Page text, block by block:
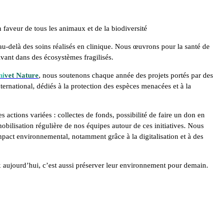
faveur de tous les animaux et de la biodiversité
delà des soins réalisés en clinique. Nous œuvrons pour la santé de
dans des écosystèmes fragilisés.
vet Nature, nous soutenons chaque année des projets portés par des
dédiés à la protection des espèces menacées et à la
actions variées : collectes de fonds, possibilité de faire un don en
régulière de nos équipes autour de ces initiatives. Nous
environnemental, notamment grâce à la digitalisation et à des
c’est aussi préserver leur environnement pour demain.